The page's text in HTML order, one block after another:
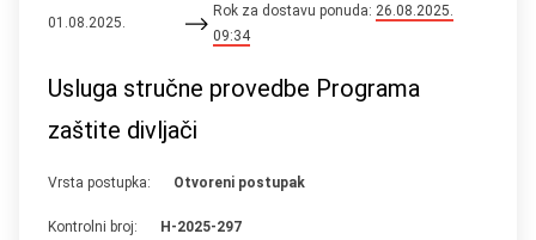
01.08.2025.
Rok za dostavu ponuda: 26.08.2025.
09:34
Usluga stručne provedbe Programa
zaštite divljači
Vrsta postupka: Otvoreni postupak
Kontrolni broj: H-2025-297